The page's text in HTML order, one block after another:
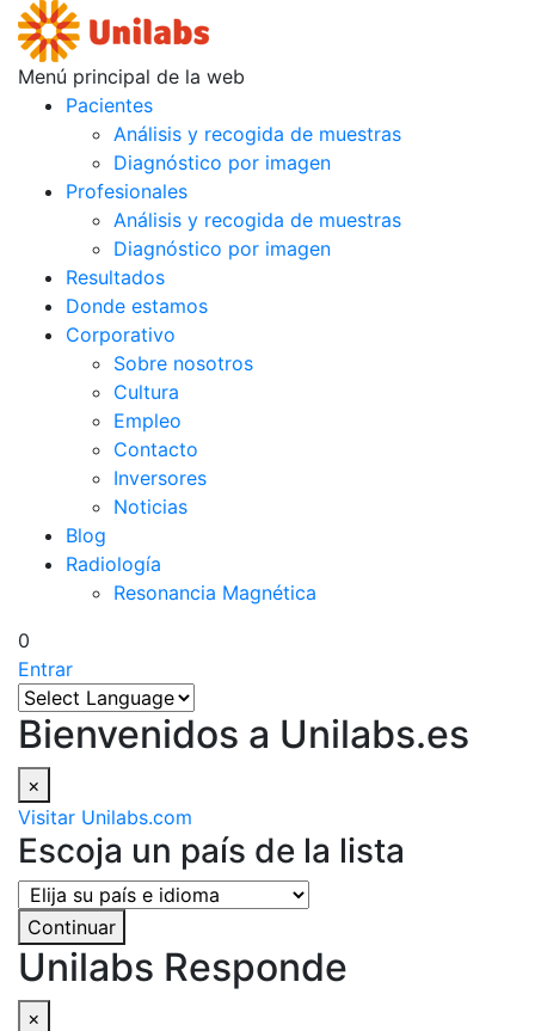
Menú principal de la web
Pacientes
Análisis y recogida de muestras
Diagnóstico por imagen
Profesionales
Análisis y recogida de muestras
Diagnóstico por imagen
Resultados
Donde estamos
Corporativo
Sobre nosotros
Cultura
Empleo
Contacto
Inversores
Noticias
Blog
Radiología
Resonancia Magnética
0
Entrar
Bienvenidos a Unilabs.es
×
Visitar Unilabs.com
Escoja un país de la lista
Continuar
Unilabs Responde
×